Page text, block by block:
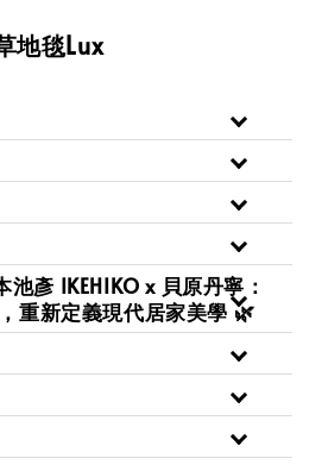
地毯Lux
池彥 IKEHIKO x 貝原丹寧：
重新定義現代居家美學 🌿